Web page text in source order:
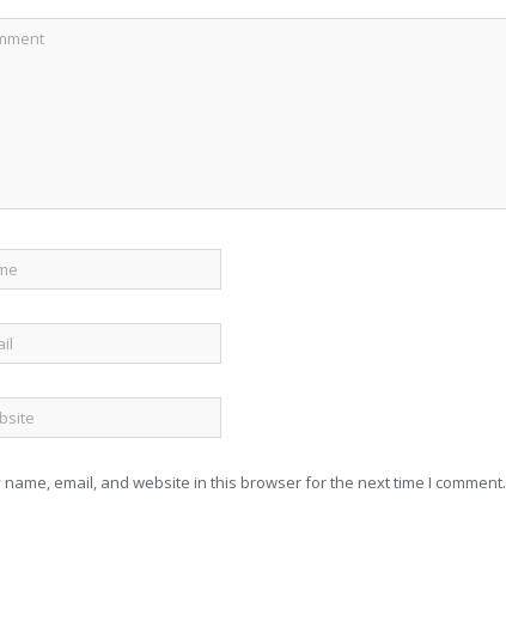
name, email, and website in this browser for the next time I comment.